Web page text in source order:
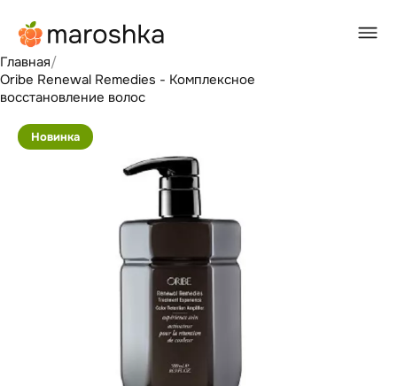
Главная/
Oribe Renewal Remedies - Комплексное
восстановление волос
Новинка